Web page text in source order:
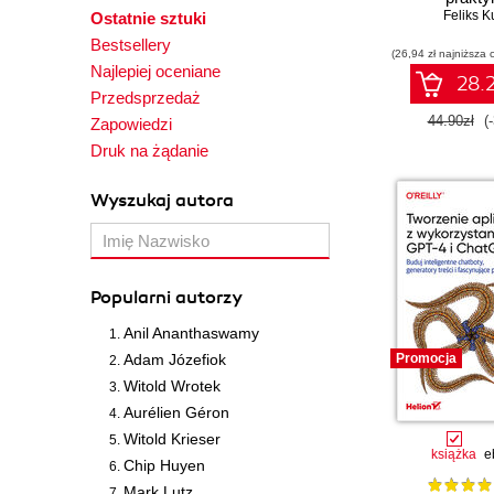
Ostatnie sztuki
Bestsellery
Najlepiej oceniane
Przedsprzedaż
Zapowiedzi
Druk na żądanie
Wyszukaj autora
Popularni autorzy
Anil Ananthaswamy
Adam Józefiok
Witold Wrotek
Aurélien Géron
Witold Krieser
Chip Huyen
Feliks
(26,94 zł najniższa
44.90zł
Promocja
książka